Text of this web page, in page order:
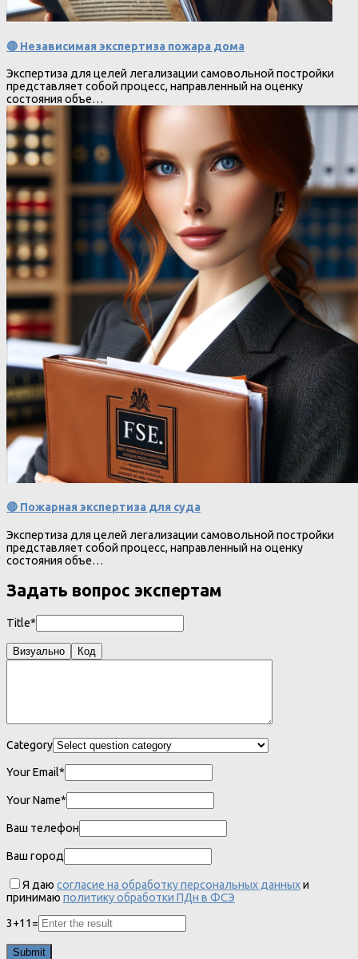
🔴 Независимая экспертиза пожара дома
Экспертиза для целей легализации самовольной постройки
представляет собой процесс, направленный на оценку
состояния объе…
🔴 Пожарная экспертиза для суда
Экспертиза для целей легализации самовольной постройки
представляет собой процесс, направленный на оценку
состояния объе…
Задать вопрос экспертам
Title*
Визуально Код
Category
Your Email*
Your Name*
Ваш телефон
Ваш город
Я даю согласие на обработку персональных данныхи
принимаю политику обработки ПДн в ФСЭ
3+11 =